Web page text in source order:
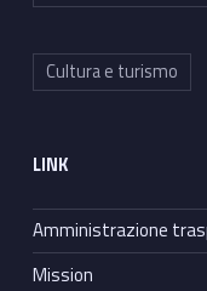
Cultura e turismo
LINK
Amministrazione
Mission